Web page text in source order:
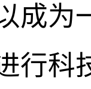
成为
行科